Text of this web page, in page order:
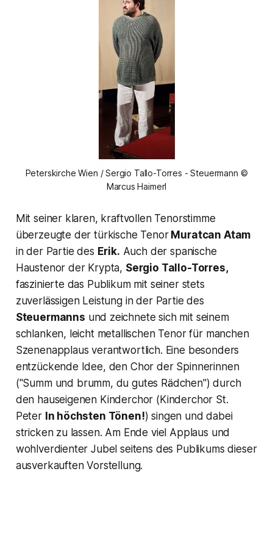
Peterskirche Wien / Sergio Tallo-Torres - Steuermann ©
Marcus Haimerl
Mit seiner klaren, kraftvollen Tenorstimme
überzeugte der türkische TenorMuratcan Atam
in der Partie des Erik. Auch der spanische
Haustenor der Krypta, Sergio Tallo-Torres,
faszinierte das Publikum mit seiner stets
zuverlässigen Leistung in der Partie des
Steuermanns und zeichnete sich mit seinem
schlanken, leicht metallischen Tenor für manchen
Szenenapplaus verantwortlich. Eine besonders
entzückende Idee, den Chor der Spinnerinnen
("Summ und brumm, du gutes Rädchen") durch
den hauseigenen Kinderchor (Kinderchor St.
Peter In höchsten Tönen!) singen und dabei
stricken zu lassen. Am Ende viel Applaus und
wohlverdienter Jubel seitens des Publikums dieser
ausverkauften Vorstellung.